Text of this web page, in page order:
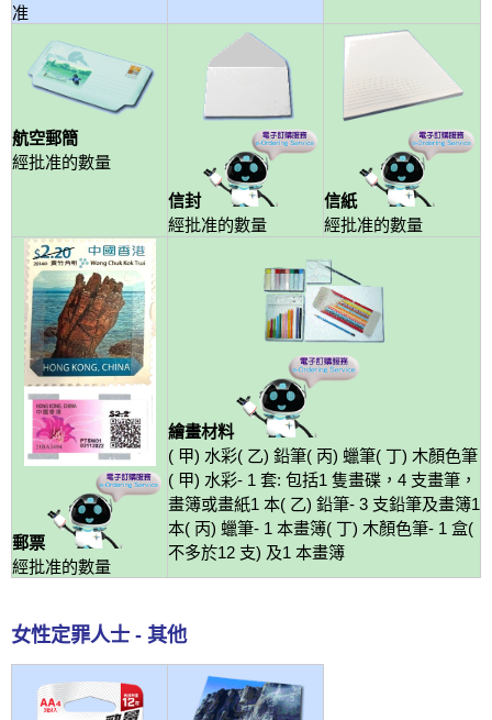
准
航空郵簡
經批准的數量
信封
經批准的數量
信紙
經批准的數量
郵票
經批准的數量
繪畫材料
( 甲) 水彩( 乙) 鉛筆( 丙) 蠟筆( 丁) 木顏色筆
( 甲) 水彩- 1 套: 包括1 隻畫碟，4 支畫筆，
畫簿或畫紙1 本( 乙) 鉛筆- 3 支鉛筆及畫簿1
本( 丙) 蠟筆- 1 本畫簿( 丁) 木顏色筆- 1 盒(
不多於12 支) 及1 本畫簿
女性定罪人士 - 其他